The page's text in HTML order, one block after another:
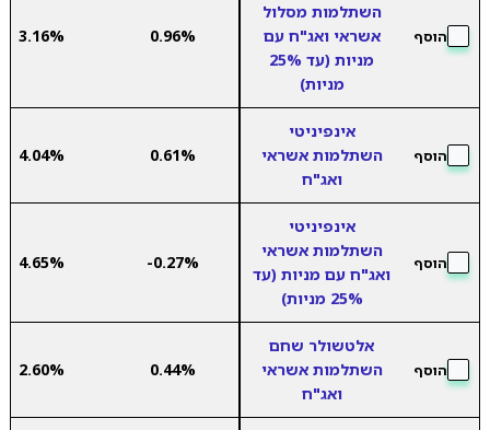
הוסף
השתלמות מסלול
אשראי ואג"ח עם
מניות (עד 25%
מניות)
0.96%
3.16%
הוסף
אינפיניטי
השתלמות אשראי
ואג"ח
0.61%
4.04%
הוסף
אינפיניטי
השתלמות אשראי
ואג"ח עם מניות (עד
25% מניות)
-0.27%
4.65%
הוסף
אלטשולר שחם
השתלמות אשראי
ואג"ח
0.44%
2.60%